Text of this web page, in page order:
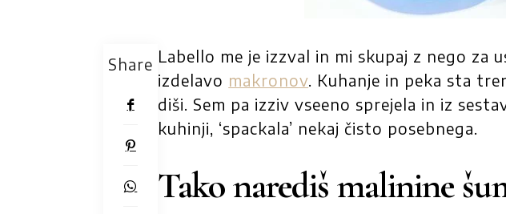
Share Labello me je izzval in mi skupaj z nego za
izdelavo makronov. Kuhanje in peka sta
diši. Sem pa izziv vseeno sprejela in iz
kuhinji, ‘spackala’ nekaj čisto posebnega.
Tako narediš malinine